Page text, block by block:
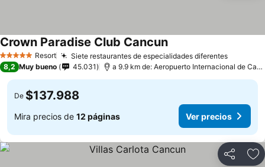
5 Estrellas Resort Siete restaurantes de especialidades diferentes
Crown Paradise Club Cancun
8,2 Muy bueno 45.031 a 9.9 km de: Aeropuerto Internacional de Cancún
De $137.988
Mira precios de 12 páginas Ver precios
Compartir